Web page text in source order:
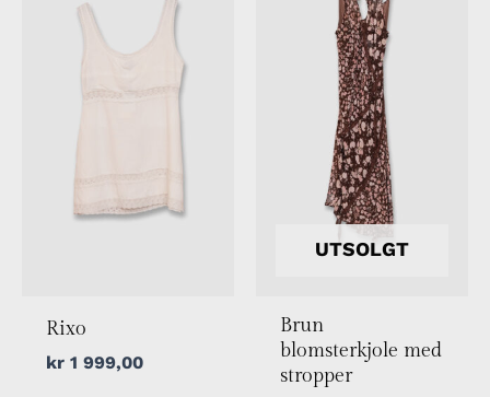
Rixo
kr1 999,00
UTSOLGT
Brun
blomsterkjole med
stropper